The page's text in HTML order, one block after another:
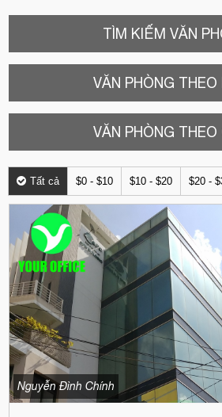
TÌM KIẾM VĂN
VĂN PHÒNG THEO
VĂN PHÒNG THEO
Tất cả $0 - $10 $10 - $20 $20 -
Nguyễn Đình Chính